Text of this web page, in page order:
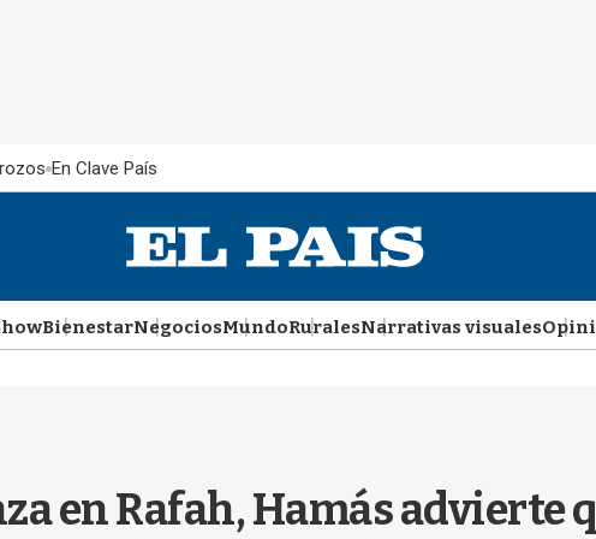
En Clave País
BienestarNegociosMundoRuralesNarrativas visuales
en Rafah, Hamás advierte